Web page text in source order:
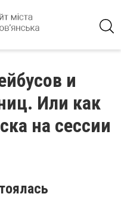
и
Или как
на сессии